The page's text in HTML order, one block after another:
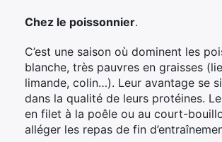
Chez le poissonnier.
C’est une saison où dominent les
blanche, très pauvres en graisses
limande, colin…). Leur avantage se
dans la qualité de leurs protéines.
en filet à la poêle ou au court-
alléger les repas de fin